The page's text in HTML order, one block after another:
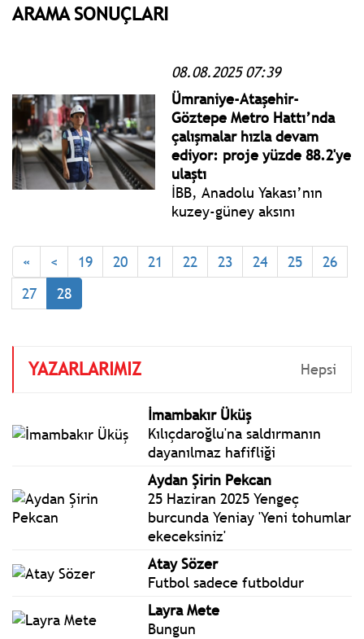
ARAMA SONUÇLARI
08.08.2025 07:39
Ümraniye-Ataşehir-
Göztepe Metro Hattı’nda
çalışmalar hızla devam
ediyor: proje yüzde 88.2'ye
ulaştı
İBB, Anadolu Yakası’nın
kuzey-güney aksını
metro hattında yüzde 88
seviyesini aştı. 11
« < 19 20 21 22 23 24 25
26
27
28
YAZARLARIMIZ Hepsi
İmambakır Üküş
Kılıçdaroğlu'na saldırmanın
dayanılmaz hafifliği
Aydan Şirin Pekcan
25 Haziran 2025 Yengeç
burcunda Yeniay 'Yeni tohumlar
ekeceksiniz'
Atay Sözer
Futbol sadece futboldur
Layra Mete
Bungun